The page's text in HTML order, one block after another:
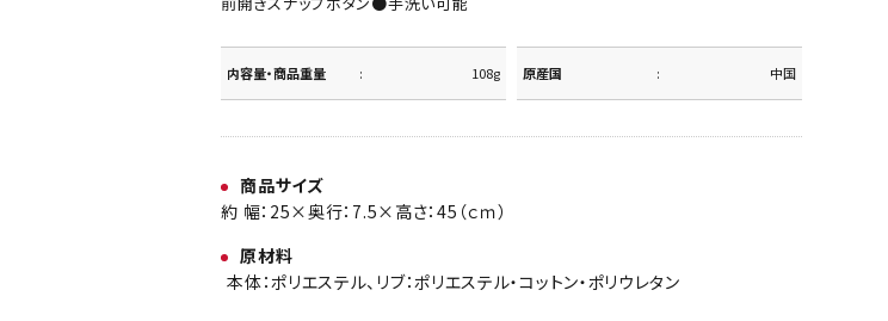
内容量・商品重量 108g 原産国 中国
商品サイズ
約 幅：25×奥行：7.5×高さ：45（ｃｍ）
原材料
本体：ポリエステル、リブ：ポリエステル・コットン・ポリウレタン